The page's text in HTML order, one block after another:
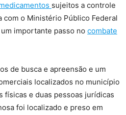
sujeitos a controle
com o Ministério Público Federal
importante passo no combate
de busca e apreensão e um
localizados no município
físicas e duas pessoas jurídicas
foi localizado e preso em